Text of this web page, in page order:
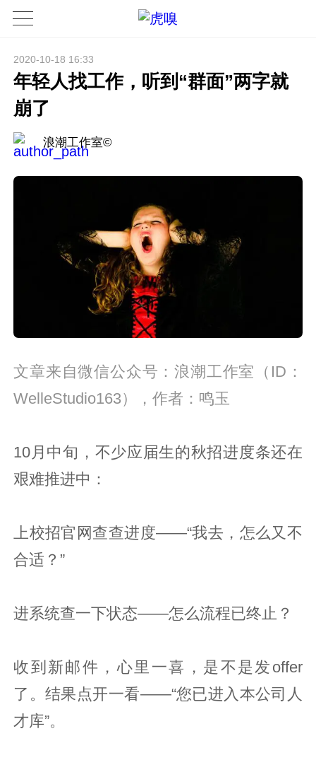
2020-10-18 16:33
年轻人找工作，听到“群面”两字就
崩了
浪潮工作室©
文章来自微信公众号：浪潮工作室（ID：
WelleStudio163），作者：鸣玉
10月中旬，不少应届生的秋招进度条还在
艰难推进中：
上校招官网查查进度——“我去，怎么又不
合适？”
进系统查一下状态——怎么流程已终止？
收到新邮件，心里一喜，是不是发offer
了。结果点开一看——“您已进入本公司人
才库”。